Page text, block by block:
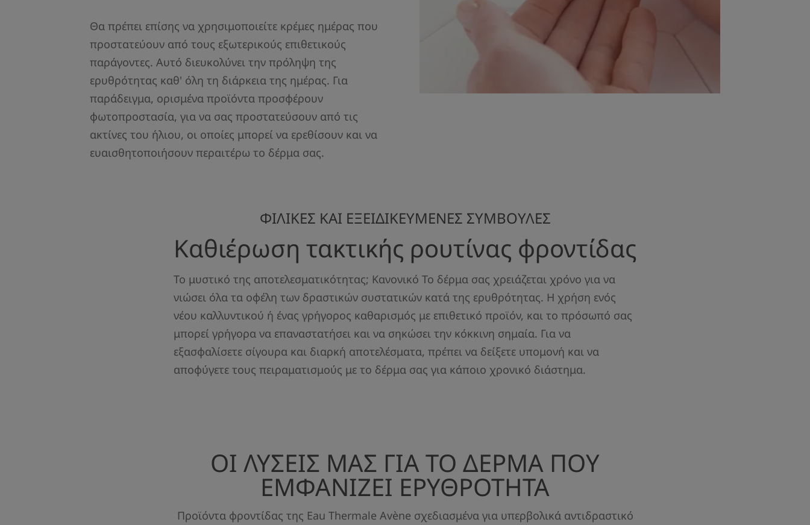
Θα πρέπει επίσης να χρησιμοποιείτε κρέμες ημέρας που
προστατεύουν από τους εξωτερικούς επιθετικούς
παράγοντες. Αυτό διευκολύνει την πρόληψη της
ερυθρότητας καθ' όλη τη διάρκεια της ημέρας. Για
παράδειγμα, ορισμένα προϊόντα προσφέρουν
φωτοπροστασία, για να σας προστατεύσουν από τις
ακτίνες του ήλιου, οι οποίες μπορεί να ερεθίσουν και να
ευαισθητοποιήσουν περαιτέρω το δέρμα σας.
ΦΙΛΙΚΕΣ ΚΑΙ ΕΞΕΙΔΙΚΕΥΜΕΝΕΣ ΣΥΜΒΟΥΛΕΣ
Καθιέρωση τακτικής ρουτίνας φροντίδας
Το μυστικό της αποτελεσματικότητας; Κανονικό Το δέρμα σας χρειάζεται χρόνο για να
νιώσει όλα τα οφέλη των δραστικών συστατικών κατά της ερυθρότητας. Η χρήση ενός
νέου καλλυντικού ή ένας γρήγορος καθαρισμός με επιθετικό προϊόν, και το πρόσωπό σας
μπορεί γρήγορα να επαναστατήσει και να σηκώσει την κόκκινη σημαία. Για να
εξασφαλίσετε σίγουρα και διαρκή αποτελέσματα, πρέπει να δείξετε υπομονή και να
αποφύγετε τους πειραματισμούς με το δέρμα σας για κάποιο χρονικό διάστημα.
ΟΙ ΛΥΣΕΙΣ ΜΑΣ ΓΙΑ ΤΟ ΔΕΡΜΑ ΠΟΥ
ΕΜΦΑΝΙΖΕΙ ΕΡΥΘΡΟΤΗΤΑ
Προϊόντα φροντίδας της Eau Thermale Avène σχεδιασμένα για υπερβολικά αντιδραστικό